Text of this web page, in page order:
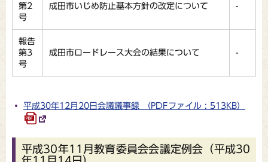
第2
号
成田市いじめ防止基本方針の改定について -
報告
第3
号
成田市ロードレース大会の結果について -
平成30年12月20日会議議事録 （PDFファイル : 513KB）
平成30年11月教育委員会会議定例会（平成30